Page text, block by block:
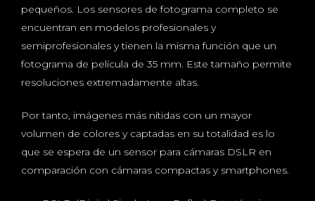
pequeños. Los sensores de fotograma completo se
encuentran en modelos profesionales y
semiprofesionales y tienen la misma función que un
fotograma de película de 35 mm. Este tamaño permite
resoluciones extremadamente altas.
Por tanto, imágenes más nítidas con un mayor
volumen de colores y captadas en su totalidad es lo
que se espera de un sensor para cámaras DSLR en
comparación con cámaras compactas y smartphones.